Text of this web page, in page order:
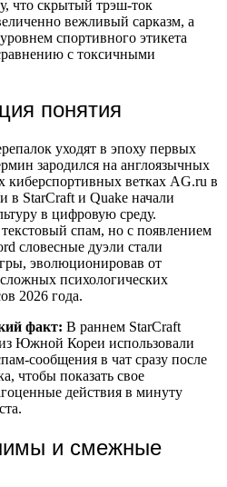
что скрытый трэш-ток
вежливый сарказм, а
спортивного этикета
с токсичными
понятия
уходят в эпоху первых
зародился на англоязычных
киберспортивных ветках AG.ru в
в StarCraft и Quake начали
в цифровую среду.
спам, но с появлением
словесные дуэли стали
эволюционировав от
психологических
2026 года.
факт: В раннем StarCraft
Южной Кореи использовали
сообщения в чат сразу после
чтобы показать свое
действия в минуту
и смежные